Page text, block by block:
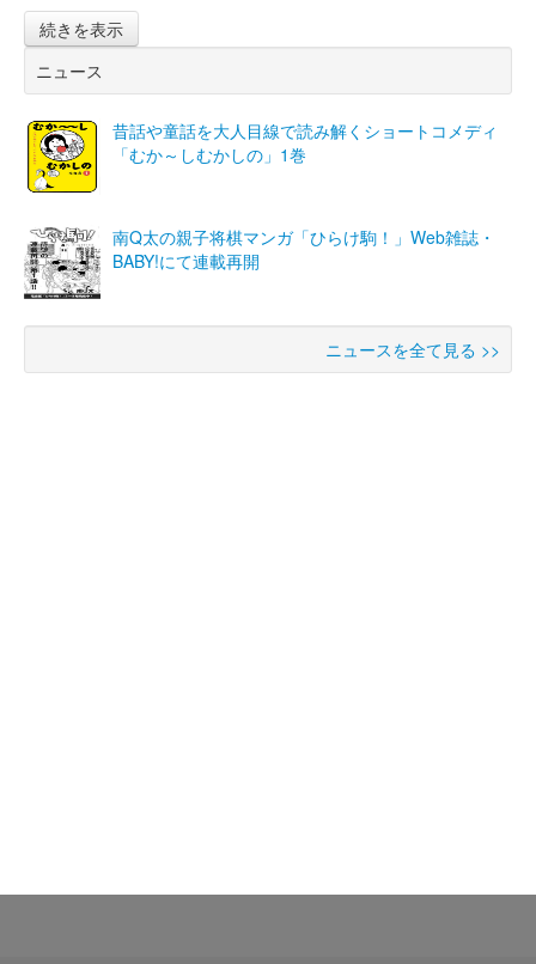
続きを表示
ニュース
昔話や童話を大人目線で読み解くショートコメディ
「むか～しむかしの」1巻
南Q太の親子将棋マンガ「ひらけ駒！」Web雑誌・
BABY!にて連載再開
ニュースを全て見る >>